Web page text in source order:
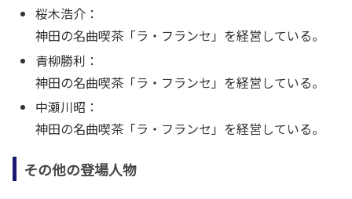
桜木浩介：
神田の名曲喫茶「ラ・フランセ」を経営している。
青柳勝利：
神田の名曲喫茶「ラ・フランセ」を経営している。
中瀬川昭：
神田の名曲喫茶「ラ・フランセ」を経営している。
その他の登場人物